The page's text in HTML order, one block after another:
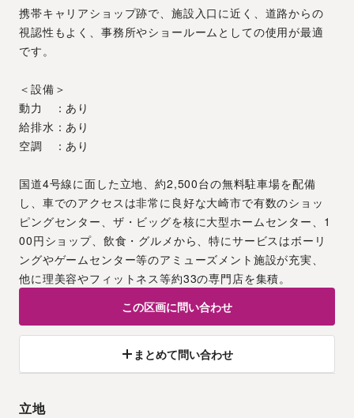
携帯キャリアショップ跡で、施設入口に近く、道路からの
視認性もよく、事務所やショールームとしての使用が最適
です。
＜設備＞
動力　：あり
給排水：あり
空調　：あり
国道4号線に面した立地、約2,500台の無料駐車場を配備
し、車でのアクセスは非常に良好な大崎市で有数のショッ
ピングセンター、ザ・ビッグを核に大型ホームセンター、1
00円ショップ、飲食・グルメから、特にサービスはボーリ
ングやゲームセンター等のアミューズメント施設が充実、
他に理美容やフィットネス等約33の専門店を集積。
この区画に問い合わせ
まとめて問い合わせ
立地